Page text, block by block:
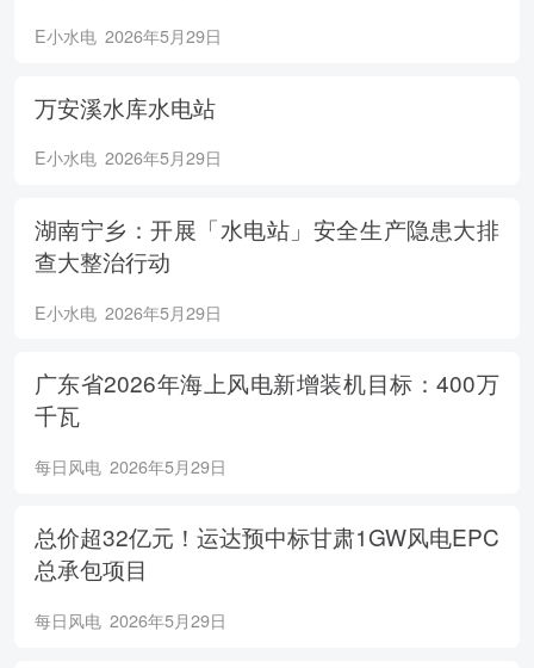
E小水电 2026年5月29日
万安溪水库水电站
E小水电 2026年5月29日
湖南宁乡：开展「水电站」安全生产隐患大排
查大整治行动
E小水电 2026年5月29日
广东省2026年海上风电新增装机目标：400万
千瓦
每日风电 2026年5月29日
总价超32亿元！运达预中标甘肃1GW风电EPC
总承包项目
每日风电 2026年5月29日